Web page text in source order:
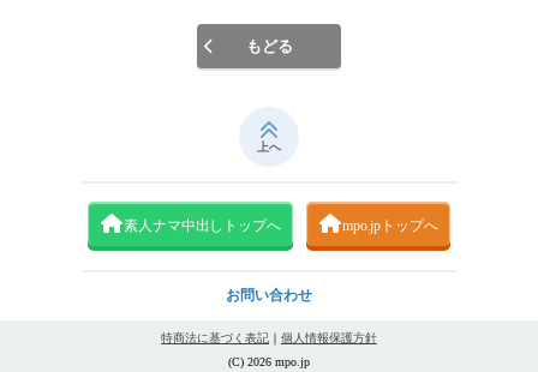
もどる
上へ
素人ナマ中出しトップへ mpo.jpトップへ
お問い合わせ
特商法に基づく表記 ｜ 個人情報保護方針
(C) 2026 mpo.jp